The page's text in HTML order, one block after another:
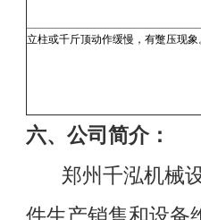
立柱或千斤顶动作缓慢，有蹩压现象
六、公司简介：
郑州千泓机械